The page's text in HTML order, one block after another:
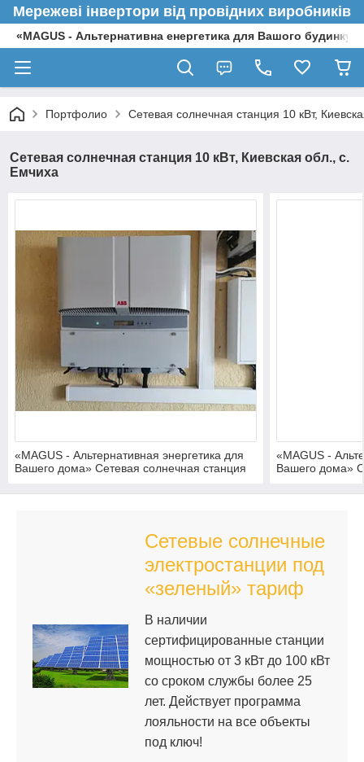
Мережеві інвертори від провідних виробників
«MAGUS - Альтернативна енергетика для Вашого будинку»
Портфолио Сетевая солнечная станция 10 кВт,
Сетевая солнечная станция 10 кВт, Киевская обл., с.
Емчиха
«MAGUS - Альтернативная энергетика для
Вашего дома» Сетевая солнечная станция
электростанции, солнечные панели,
«MAGUS -
Вашего дома»
Сетевые солнечные
электростанции под
«зеленый» тариф
В наличии
сертифицированные станции
мощностью от 3 кВт до 100 кВт
со сроком службы более 25
лет. Действует программа
лояльности на все объекты
под ключ!